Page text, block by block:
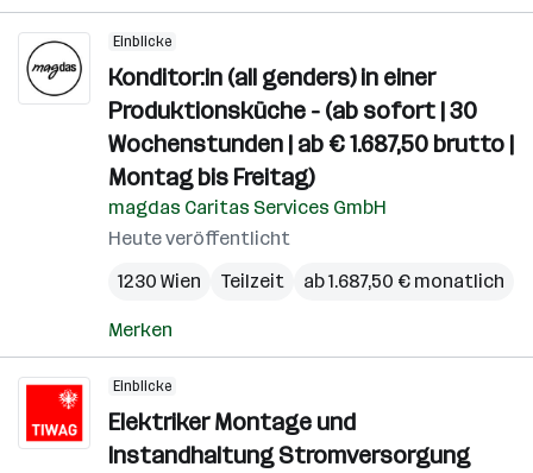
Einblicke
Konditor:in (all genders) in einer
Produktionsküche - (ab sofort | 30
Wochenstunden | ab € 1.687,50 brutto |
Montag bis Freitag)
magdas Caritas Services GmbH
Heute veröffentlicht
1230 Wien
Teilzeit ab 1.687,50 € monatlich
Merken
Einblicke
Elektriker Montage und
Instandhaltung Stromversorgung